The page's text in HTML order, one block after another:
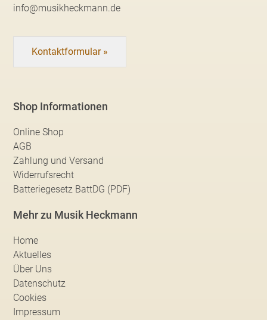
info@musikheckmann.de
Kontaktformular »
Shop Informationen
Online Shop
AGB
Zahlung und Versand
Widerrufsrecht
Batteriegesetz BattDG (PDF)
Mehr zu Musik Heckmann
Home
Aktuelles
Über Uns
Datenschutz
Cookies
Impressum